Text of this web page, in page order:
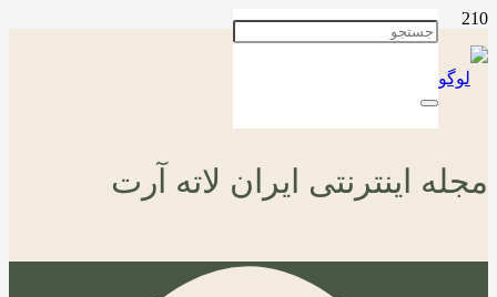
مجله اینترنتی ایران لاته آرت